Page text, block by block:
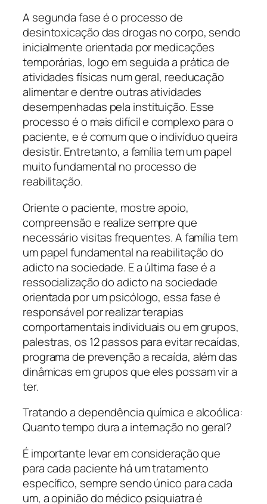
A segunda fase é o processo de
desintoxicação das drogas no corpo, sendo
inicialmente orientada por medicações
temporárias, logo em seguida a prática de
atividades físicas num geral, reeducação
alimentar e dentre outras atividades
desempenhadas pela instituição. Esse
processo é o mais difícil e complexo para o
paciente, e é comum que o indivíduo queira
desistir. Entretanto, a família tem um papel
muito fundamental no processo de
reabilitação.
Oriente o paciente, mostre apoio,
compreensão e realize sempre que
necessário visitas frequentes. A família tem
um papel fundamental na reabilitação do
adicto na sociedade. E a última fase é a
ressocialização do adicto na sociedade
orientada por um psicólogo, essa fase é
responsável por realizar terapias
comportamentais individuais ou em grupos,
palestras, os 12 passos para evitar recaídas,
programa de prevenção a recaída, além das
dinâmicas em grupos que eles possam vir a
ter.
Tratando a dependência química e alcoólica:
Quanto tempo dura a internação no geral?
É importante levar em consideração que
para cada paciente há um tratamento
específico, sempre sendo único para cada
um, a opinião do médico psiquiatra é